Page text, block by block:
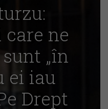
ne
„în
ei iau
Drept